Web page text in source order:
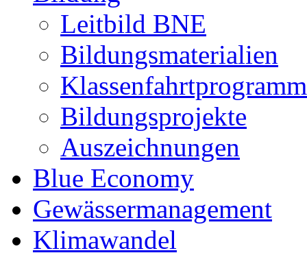
Leitbild BNE
Bildungsmaterialien
Klassenfahrtprogramm
Bildungsprojekte
Auszeichnungen
Blue Economy
Gewässermanagement
Klimawandel